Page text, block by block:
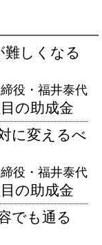
難しくなる
役・福井泰代
の助成金
に変えるべ
役・福井泰代
の助成金
でも通る